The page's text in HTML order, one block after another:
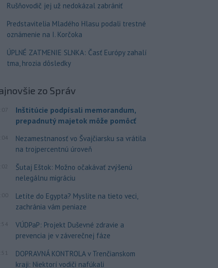
Rušňovodič jej už nedokázal zabrániť
Predstavitelia Mladého Hlasu podali trestné
oznámenie na I. Korčoka
ÚPLNÉ ZATMENIE SLNKA: Časť Európy zahalí
tma, hrozia dôsledky
zo Správ
Inštitúcie podpísali memorandum,
prepadnutý majetok môže pomôcť
Nezamestnanosť vo Švajčiarsku sa vrátila
na trojpercentnú úroveň
Šutaj Eštok: Možno očakávať zvýšenú
nelegálnu migráciu
Letíte do Egypta? Myslite na tieto veci,
zachránia vám peniaze
VÚDPaP: Projekt Duševné zdravie a
prevencia je v záverečnej fáze
DOPRAVNÁ KONTROLA v Trenčianskom
kraji: Niektorí vodiči nafúkali